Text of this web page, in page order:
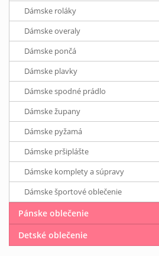
Dámske roláky
Dámske overaly
Dámske pončá
Dámske plavky
Dámske spodné prádlo
Dámske župany
Dámske pyžamá
Dámske pršiplášte
Dámske komplety a súpravy
Dámske športové oblečenie
Pánske oblečenie
Detské oblečenie